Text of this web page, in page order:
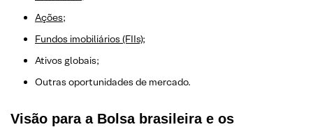
Ações;
Fundos imobiliários (FIIs);
Ativos globais;
Outras oportunidades de mercado.
Visão para a Bolsa brasileira e os